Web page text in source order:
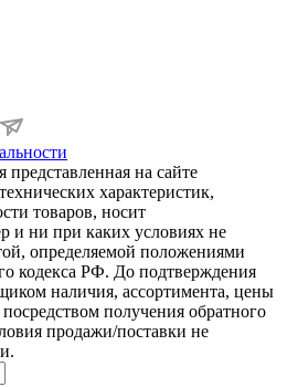
на сайте
характеристик,
товаров, носит
и ни при каких условиях не
определяемой положениями
кодекса РФ. До подтверждения
наличия, ассортимента, цены
получения обратного
продажи/поставки не